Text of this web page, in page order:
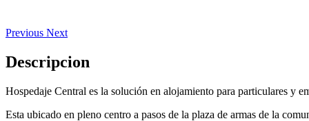
Previous Next
Descripcion
Hospedaje Central es la solución en alojamiento para particulares y
Esta ubicado en pleno centro a pasos de la plaza de armas de la